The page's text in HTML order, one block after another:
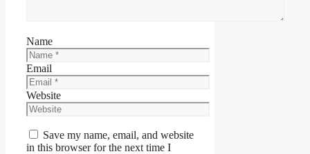
Name
Email
Website
Save my name, email, and website
in this browser for the next time I